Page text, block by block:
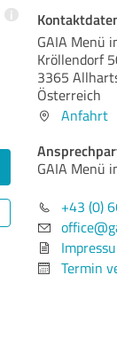
i
GAIA Menü
Kröllendorf
3365
Österreich
Anfahrt
GAIA Menü
+43 (0)
Termin